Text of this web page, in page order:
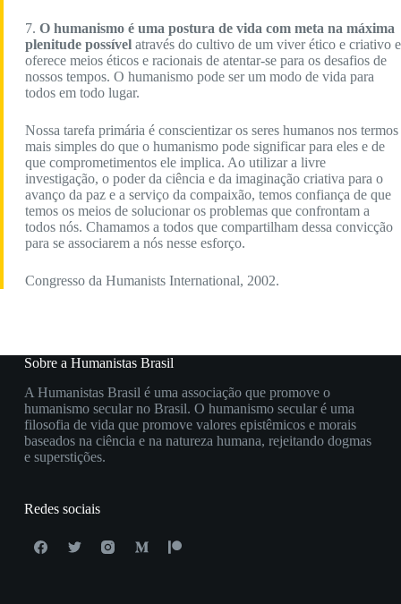
7. O humanismo é uma postura de vida com meta na máxima
plenitude possível através do cultivo de um viver ético e criativo e
oferece meios éticos e racionais de atentar-se para os desafios de
nossos tempos. O humanismo pode ser um modo de vida para
todos em todo lugar.
Nossa tarefa primária é conscientizar os seres humanos nos termos
mais simples do que o humanismo pode significar para eles e de
que comprometimentos ele implica. Ao utilizar a livre
investigação, o poder da ciência e da imaginação criativa para o
avanço da paz e a serviço da compaixão, temos confiança de que
temos os meios de solucionar os problemas que confrontam a
todos nós. Chamamos a todos que compartilham dessa convicção
para se associarem a nós nesse esforço.
Congresso da Humanists International, 2002.
Sobre a Humanistas Brasil
A Humanistas Brasil é uma associação que promove o
humanismo secular no Brasil. O humanismo secular é uma
filosofia de vida que promove valores epistêmicos e morais
baseados na ciência e na natureza humana, rejeitando dogmas
e superstições.
Redes sociais